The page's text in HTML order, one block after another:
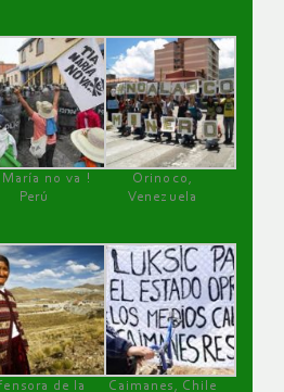
no va !
Perú
Orinoco,
Venezuela
de la Caimanes, Chile